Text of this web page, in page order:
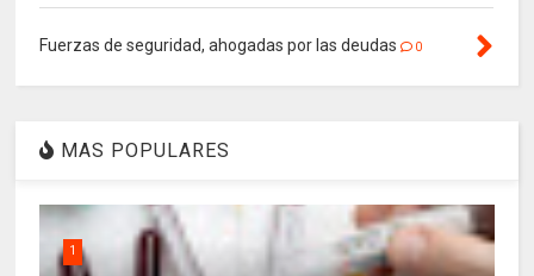
Fuerzas de seguridad, ahogadas por las deudas 0
MAS POPULARES
1